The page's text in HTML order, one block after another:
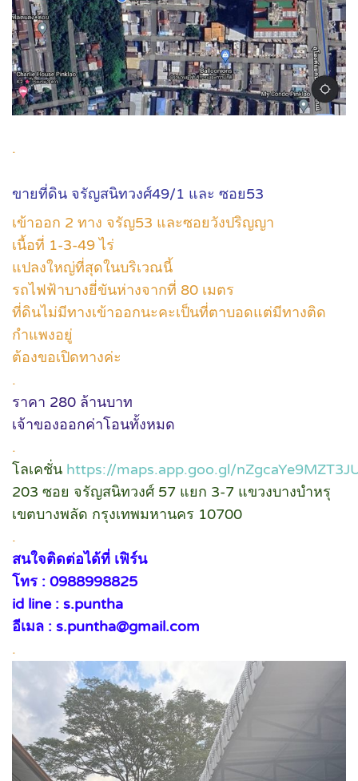
.
ขายที่ดิน จรัญสนิทวงศ์49/1 และ ซอย53
เข้าออก 2 ทาง จรัญ53 และซอยวังปริญญา
เนื้อที่ 1-3-49 ไร่
แปลงใหญ่ที่สุดในบริเวณนี้
รถไฟฟ้าบางยี่ขันห่างจากที่ 80 เมตร
ที่ดินไม่มีทางเข้าออกนะคะเป็นที่ตาบอดแต่มีทางติด
กำแพงอยู่
ต้องขอเปิดทางค่ะ
.
ราคา 280 ล้านบาท
เจ้าของออกค่าโอนทั้งหมด
.
โลเคชั่น https://maps.app.goo.gl/
203 ซอย จรัญสนิทวงศ์ 57 แยก 3-7 แขวงบางบำหรุ
เขตบางพลัด กรุงเทพมหานคร 10700
.
สนใจติดต่อได้ที่ เฟิร์น
โทร : 0988998825
id line : s.puntha
อีเมล : s.puntha@gmail.com
.